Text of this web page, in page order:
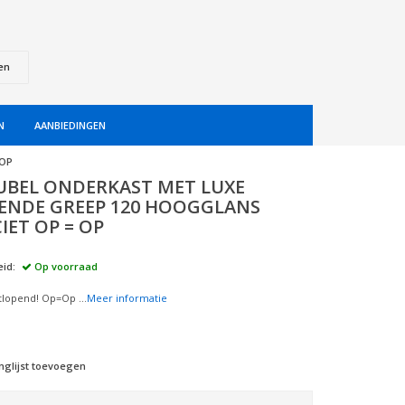
AANBIEDINGEN
ONDERKAST MET LUXE
GREEP 120 HOOGGLANS
OP = OP
Op voorraad
Op=Op ...Meer informatie
toevoegen